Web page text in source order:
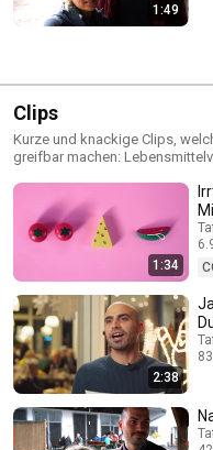
1:49
Clips
Kurze und knackige Clips,
greifbar machen:
1:34
2:38